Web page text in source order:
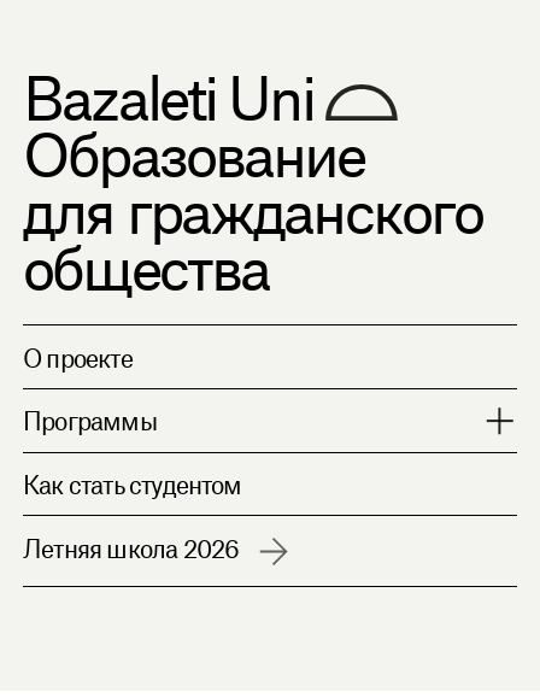
Bazaleti Uni
Образование
для гражданского
общества
О проекте
Программы
Коллективные действия
Русская культура?
English Communication
Как стать студентом
Летняя школа 2026